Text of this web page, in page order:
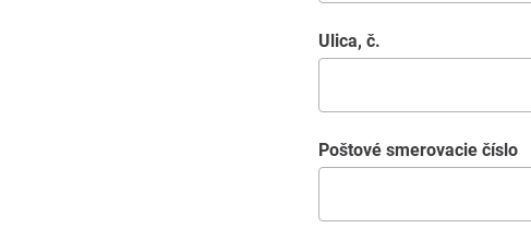
Ulica, č.
Poštové smerovacie číslo